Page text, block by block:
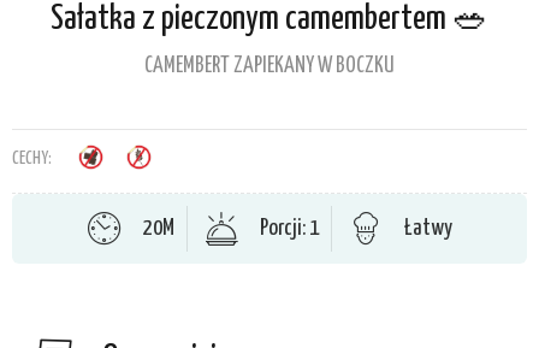
Sałatka z pieczonym camembertem 🥗
CAMEMBERT ZAPIEKANY W BOCZKU
CECHY:
20M Porcji: 1 Łatwy